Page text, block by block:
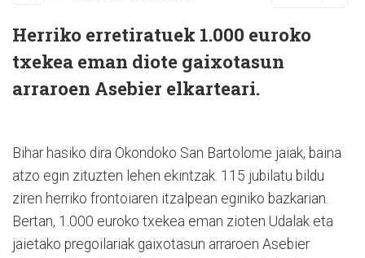
Herriko erretiratuek 1.000 euroko
txekea eman diote gaixotasun
arraroen Asebier elkarteari.
Bihar hasiko dira Okondoko San Bartolome jaiak, baina
atzo egin zituzten lehen ekintzak. 115 jubilatu bildu
ziren herriko frontoiaren itzalpean eginiko bazkarian.
Bertan, 1.000 euroko txekea eman zioten Udalak eta
jaietako pregoilariak gaixotasun arraroen Asebier